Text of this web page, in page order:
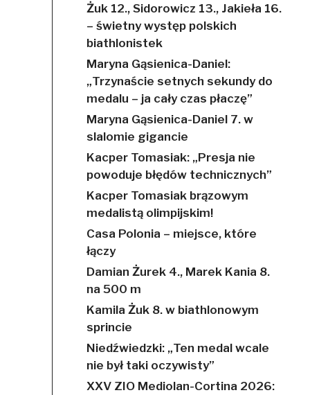
Żuk 12., Sidorowicz 13., Jakieła 16.
– świetny występ polskich
biathlonistek
Maryna Gąsienica-Daniel:
„Trzynaście setnych sekundy do
medalu – ja cały czas płaczę”
Maryna Gąsienica-Daniel 7. w
slalomie gigancie
Kacper Tomasiak: „Presja nie
powoduje błędów technicznych”
Kacper Tomasiak brązowym
medalistą olimpijskim!
Casa Polonia – miejsce, które
łączy
Damian Żurek 4., Marek Kania 8.
na 500 m
Kamila Żuk 8. w biathlonowym
sprincie
Niedźwiedzki: „Ten medal wcale
nie był taki oczywisty”
XXV ZIO Mediolan-Cortina 2026: